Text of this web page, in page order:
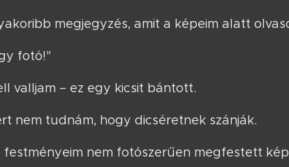
megjegyzés, amit a képeim alatt
fotó!"
valljam – ez egy kicsit bántott.
nem tudnám, hogy dicséretnek szánják.
festményeim nem fotószerűen megfestett